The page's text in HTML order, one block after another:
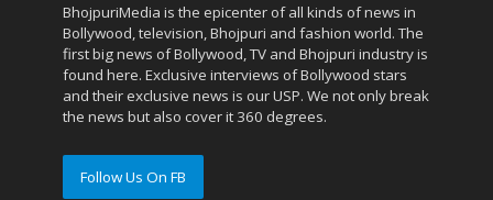
BhojpuriMedia is the epicenter of all kinds of news in
Bollywood, television, Bhojpuri and fashion world. The
first big news of Bollywood, TV and Bhojpuri industry is
found here. Exclusive interviews of Bollywood stars
and their exclusive news is our USP. We not only break
the news but also cover it 360 degrees.
Follow Us On FB